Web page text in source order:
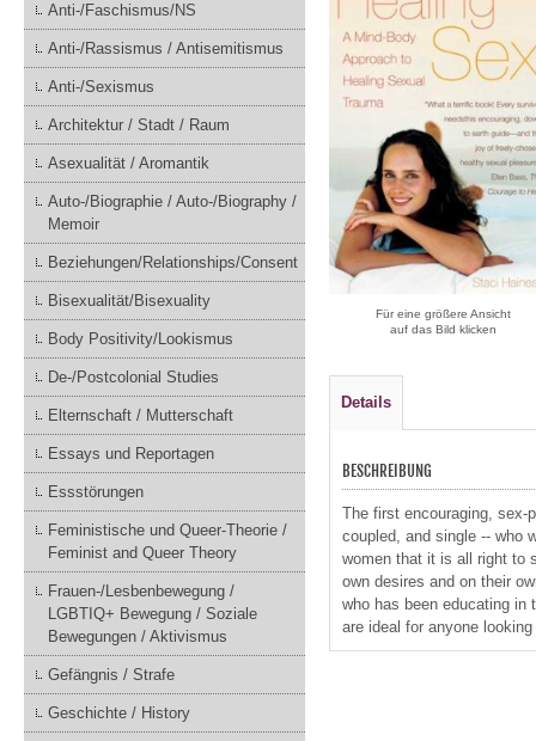
Anti-/Faschismus/NS
Anti-/Rassismus / Antisemitismus
Anti-/Sexismus
Architektur / Stadt / Raum
Asexualität / Aromantik
Auto-/Biographie / Auto-/Biography /
Memoir
Beziehungen/Relationships/Consent
Bisexualität/Bisexuality
Body Positivity/Lookismus
De-/Postcolonial Studies
Elternschaft / Mutterschaft
Essays und Reportagen
Essstörungen
Feministische und Queer-Theorie /
Feminist and Queer Theory
Frauen-/Lesbenbewegung /
LGBTIQ+ Bewegung / Soziale
Bewegungen / Aktivismus
Gefängnis / Strafe
Geschichte / History
Für eine größere Ansicht
auf das Bild klicken
Details
BESCHREIBUNG
The first encouraging, sex-
coupled, and single -- who
women that it is all right to
own desires and on their
who has been educating in
are ideal for anyone